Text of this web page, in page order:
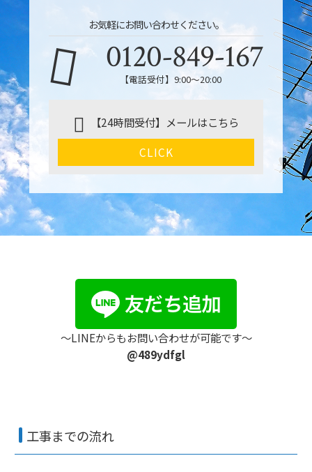
お気軽にお問い合わせください。
0120-849-167
【電話受付】9:00〜20:00
【24時間受付】メールはこちら
CLICK
〜LINEからもお問い合わせが可能です〜
@489ydfgl
工事までの流れ